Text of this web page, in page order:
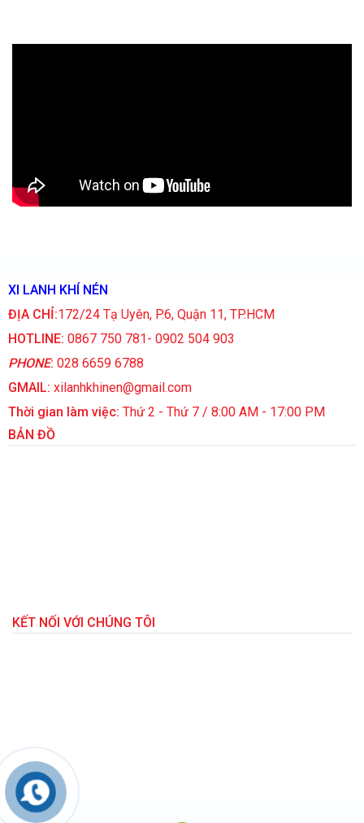
XI LANH KHÍ NÉN
ĐỊA CHỈ:172/24 Tạ Uyên, P.6, Quận 11, TP.HCM
HOTLINE: 0867 750 781- 0902 504 903
PHONE: 028 6659 6788
GMAIL: xilanhkhinen@gmail.com
Thời gian làm việc: Thứ 2 - Thứ 7 / 8:00 AM - 17:00 PM
BẢN ĐỒ
KẾT NỐI VỚI CHÚNG TÔI